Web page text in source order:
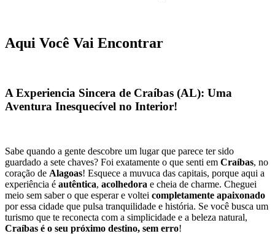
Aqui Você Vai Encontrar
A Experiencia Sincera de Craíbas (AL): Uma
Aventura Inesquecível no Interior!
Sabe quando a gente descobre um lugar que parece ter sido
guardado a sete chaves? Foi exatamente o que senti em Craíbas, no
coração de Alagoas! Esquece a muvuca das capitais, porque aqui a
experiência é autêntica, acolhedora e cheia de charme. Cheguei
meio sem saber o que esperar e voltei completamente apaixonado
por essa cidade que pulsa tranquilidade e história. Se você busca um
Craíbas é o seu próximo destino, sem erro!